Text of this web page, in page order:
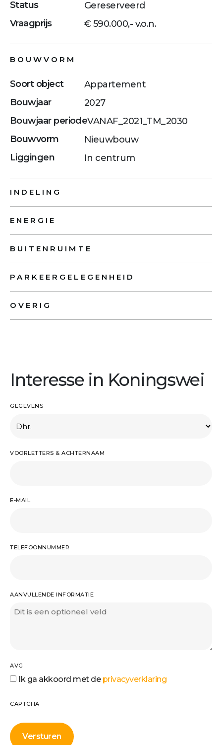
Status
Gereserveerd
Vraagprijs
€ 590.000,- v.o.n.
BOUWVORM
Soort object
Appartement
Bouwjaar
2027
Bouwjaar periodeVANAF_2021_TM_2030
Bouwvorm
Nieuwbouw
Liggingen
In centrum
INDELING
ENERGIE
BUITENRUIMTE
PARKEERGELEGENHEID
OVERIG
Interesse in Koningswei
GEGEVENS
VOORLETTERS & ACHTERNAAM
E-MAIL
TELEFOONNUMMER
AANVULLENDE INFORMATIE
AVG
Ik ga akkoord met de privacyverklaring
CAPTCHA